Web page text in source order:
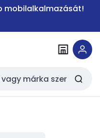
mobilalkalmazását!